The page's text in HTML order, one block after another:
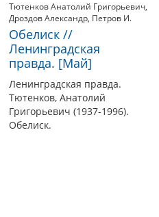
Тютенков Анатолий Григорьевич,
Дроздов Александр, Петров И.
Обелиск //
Ленинградская
правда. [Май]
Ленинградская правда.
Тютенков, Анатолий
Григорьевич (1937-1996).
Обелиск.